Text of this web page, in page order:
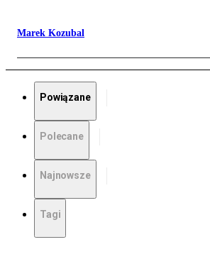
Marek Kozubal
Powiązane
Polecane
Najnowsze
Tagi